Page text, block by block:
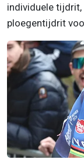
individuele tijdrit,
ploegentijdrit